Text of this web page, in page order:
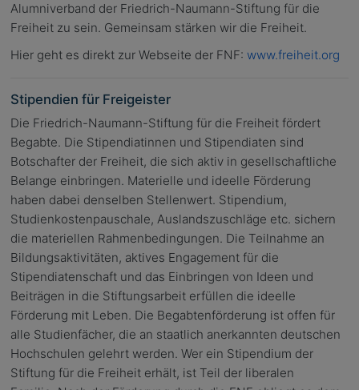
Alumniverband der Friedrich-Naumann-Stiftung für die
Freiheit zu sein. Gemeinsam stärken wir die Freiheit.
Hier geht es direkt zur Webseite der FNF: www.freiheit.org
Stipendien für Freigeister
Die Friedrich-Naumann-Stiftung für die Freiheit fördert
Begabte. Die Stipendiatinnen und Stipendiaten sind
Botschafter der Freiheit, die sich aktiv in gesellschaftliche
Belange einbringen. Materielle und ideelle Förderung
haben dabei denselben Stellenwert. Stipendium,
Studienkostenpauschale, Auslandszuschläge etc. sichern
die materiellen Rahmenbedingungen. Die Teilnahme an
Bildungsaktivitäten, aktives Engagement für die
Stipendiatenschaft und das Einbringen von Ideen und
Beiträgen in die Stiftungsarbeit erfüllen die ideelle
Förderung mit Leben. Die Begabtenförderung ist offen für
alle Studienfächer, die an staatlich anerkannten deutschen
Hochschulen gelehrt werden. Wer ein Stipendium der
Stiftung für die Freiheit erhält, ist Teil der liberalen